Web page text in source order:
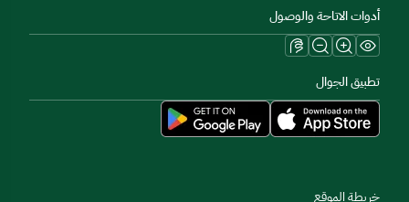
أدوات الاتاحة والوصول
تطبيق الجوال
خريطة الموقع